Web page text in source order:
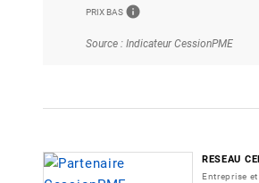
PRIX BAS info
Source : Indicateur CessionPME
RESEAU
Entreprise